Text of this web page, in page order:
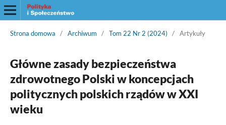
Strona domowa / Archiwum / Tom 22 Nr 2 (2024) / Artykuły
Główne zasady bezpieczeństwa
zdrowotnego Polski w koncepcjach
politycznych polskich rządów w XXI
wieku